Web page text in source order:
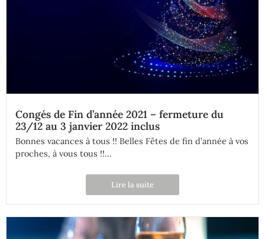
Congés de Fin d’année 2021 – fermeture du
23/12 au 3 janvier 2022 inclus
Bonnes vacances à tous !! Belles Fêtes de fin d’année à vos
proches, à vous tous !!...
Lire la suite